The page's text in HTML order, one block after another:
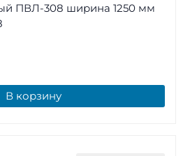
ПВЛ-308 ширина 1250 мм
В корзину